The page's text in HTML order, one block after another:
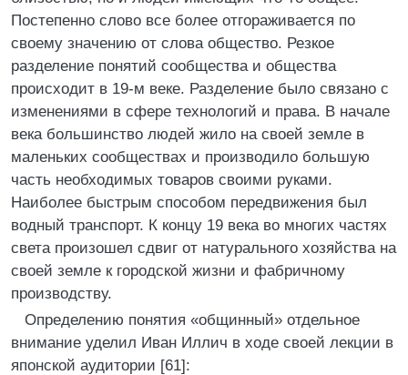
Постепенно слово все более отгораживается по
своему значению от слова общество. Резкое
разделение понятий сообщества и общества
происходит в 19-м веке. Разделение было связано с
изменениями в сфере технологий и права. В начале
века большинство людей жило на своей земле в
маленьких сообществах и производило большую
часть необходимых товаров своими руками.
Наиболее быстрым способом передвижения был
водный транспорт. К концу 19 века во многих частях
света произошел сдвиг от натурального хозяйства на
своей земле к городской жизни и фабричному
производству.
Определению понятия «общинный» отдельное
внимание уделил Иван Иллич в ходе своей лекции в
японской аудитории [61]: